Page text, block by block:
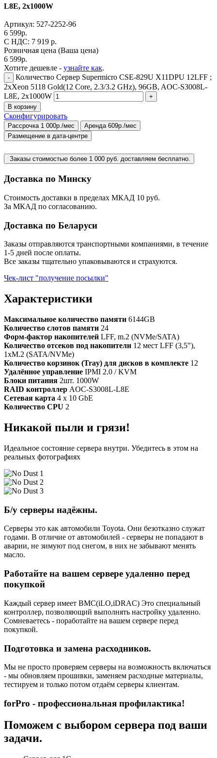
L8E, 2x1000W
Артикул: 527-2252-96
6 599р.
C НДС: 7 919 р.
Розничная цена (Ваша цена)
6 599р.
Хотите дешевле - узнайте как.
-
Количество Сервер Supermicro CSE-829U X11DPU 12LFF ;
2xXeon 5118 Gold(12 Core, 2.3/3.2 GHz), 96GB, AOC-S3008L-
L8E, 2x1000W
+
В корзину
Сконфигурировать
Рассрочка 1 000р./мес
Аренда 609р./мес
Размещение в дата-центре
Заказы стоимостью более 1 000 руб. доставляем бесплатно.
Доставка по Минску
Стоимость доставки в пределах МКАД 10 руб.
За МКАД по согласованию.
Доставка по Беларуси
Заказы отправляются транспортными компаниями, в течение
1-5 дней после оплаты.
Все заказы тщательно упаковываются и страхуются.
Чек-лист "получение посылки"
Характеристики
Максимальное количество памяти 6144GB
Количество слотов памяти 24
Форм-фактор накопителей LFF, m.2 (NVMe/SATA)
Количество отсеков под накопители 12 мест LFF (3,5"),
1xM.2 (SATA/NVMe)
Количество корзинок (Tray) для дисков в комплекте 12
Удалённое управление IPMI 2.0 / KVM
Блоки питания 2шт. 1000W
RAID контроллер AOC-S3008L-L8E
Сетевая карта 4 x 10 GbE
Количество CPU 2
Никакой пыли и грязи!
Идеальное состояние сервера внутри. Убедитесь в этом на
реальных фотографиях
Б/у серверы надёжны.
Серверы это как автомобили Toyota. Они безотказно служат
годами. В отличие от автомобилей - серверы не попадают в
аварии, не зимуют под снегом, в них не забывают менять
масло.
Работайте на вашем сервере удаленно перед
покупкой
Каждый сервер имеет BMC(iLO,iDRAC) Это специальный
контроллер, позволяющий выполнять настройку удаленно.
Сомневаетесь - поработайте на вашем сервере перед
покупкой.
Подготовка и замена расходников.
Мы не просто проверяем серверы на возможность включаться
- мы обновляем прошивки, заменяем расходные материалы,
тестируем и только потом отдаём серверы клиентам.
forPro - профессиональная профилактика!
Поможем с выбором сервера под ваши
задачи.